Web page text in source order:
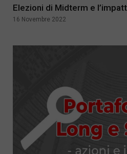
Elezioni di Midterm e
16 Novembre 2022